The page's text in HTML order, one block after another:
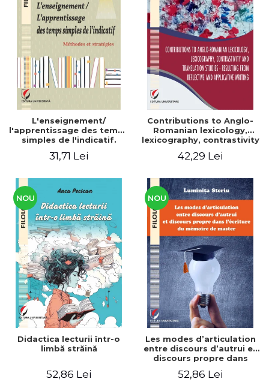
L'enseignement/
l'apprentissage des temps
simples de l'indicatif.
31,71 Lei
Contributions to Anglo-
Romanian lexicology,
lexicography, contrastivity
Resulting from reflective
42,29 Lei
NOU
Didactica lecturii într-o
limbă străină
52,86 Lei
NOU
Les modes d’articulation
entre discours d’autrui et
discours propre dans
master
52,86 Lei